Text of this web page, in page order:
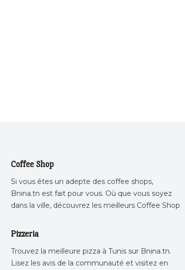
Coffee Shop
Si vous êtes un adepte des coffee shops,
Bnina.tn est fait pour vous. Où que vous soyez
dans la ville, découvrez les meilleurs Coffee Shop
Pizzeria
Trouvez la meilleure pizza à Tunis sur Bnina.tn.
Lisez les avis de la communauté et visitez en